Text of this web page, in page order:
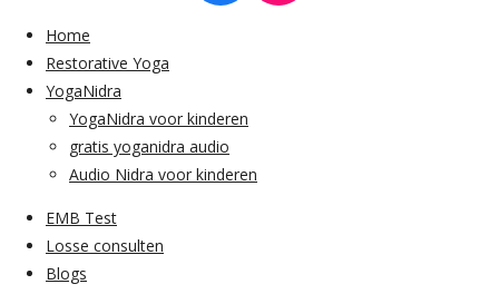
a
o
o
k
n
Home
Restorative Yoga
YogaNidra
YogaNidra voor kinderen
gratis yoganidra audio
Audio Nidra voor kinderen
EMB Test
Losse consulten
Blogs